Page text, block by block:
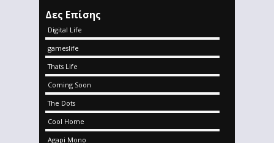
Δες Επίσης
Digital Life
gameslife
Thats Life
Coming Soon
The Dots
Cool Home
Agapi Mono